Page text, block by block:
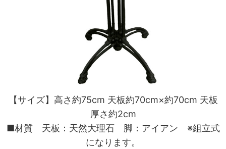
【サイズ】高さ約75cm 天板約70cm×約70cm 天板
厚さ約2cm
■材質 天板：天然大理石 脚：アイアン ※組立式
になります。